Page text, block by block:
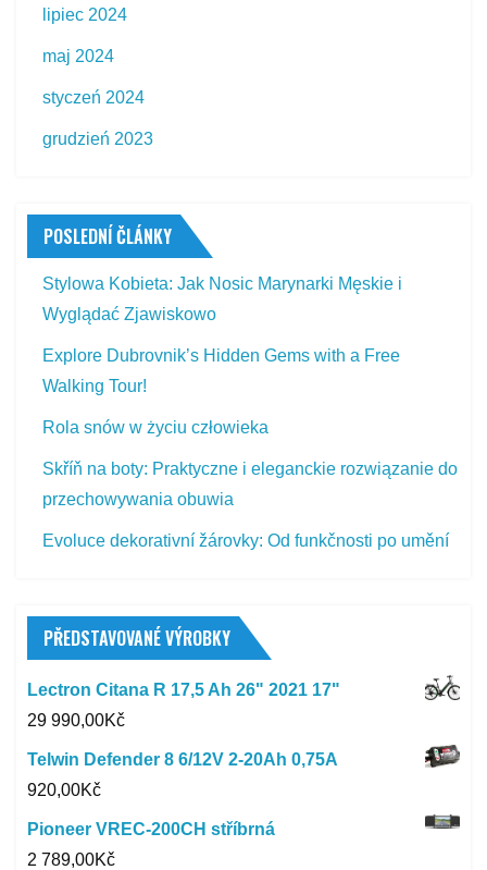
lipiec 2024
maj 2024
styczeń 2024
grudzień 2023
POSLEDNÍ ČLÁNKY
Stylowa Kobieta: Jak Nosic Marynarki Męskie i
Wyglądać Zjawiskowo
Explore Dubrovnik’s Hidden Gems with a Free
Walking Tour!
Rola snów w życiu człowieka
Skříň na boty: Praktyczne i eleganckie rozwiązanie do
przechowywania obuwia
Evoluce dekorativní žárovky: Od funkčnosti po umění
PŘEDSTAVOVANÉ VÝROBKY
Lectron Citana R 17,5 Ah 26" 2021 17"
29 990,00Kč
Telwin Defender 8 6/12V 2-20Ah 0,75A
920,00Kč
Pioneer VREC-200CH stříbrná
2 789,00Kč